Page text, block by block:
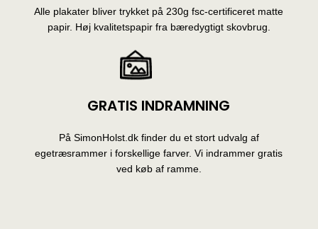
Alle plakater bliver trykket på 230g fsc-certificeret matte
papir. Høj kvalitetspapir fra bæredygtigt skovbrug.
GRATIS INDRAMNING
På SimonHolst.dk finder du et stort udvalg af
egetræsrammer i forskellige farver. Vi indrammer gratis
ved køb af ramme.